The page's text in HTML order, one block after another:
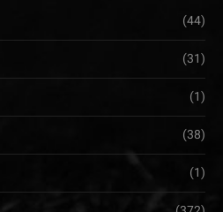
(44)
(31)
(1)
(38)
(1)